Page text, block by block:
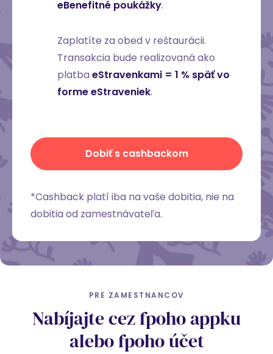
eBenefitné poukážky.
Zaplatíte za obed v reštaurácii.
Transakcia bude realizovaná ako
platbaeStravenkami = 1 % späť vo
forme eStraveniek.
Dobiť s cashbackom
*Cashback platí iba na vaše dobitia, nie na
dobitia od zamestnávateľa.
PRE ZAMESTNANCOV
Nabíjajte cez fpoho appku
alebo fpoho účet